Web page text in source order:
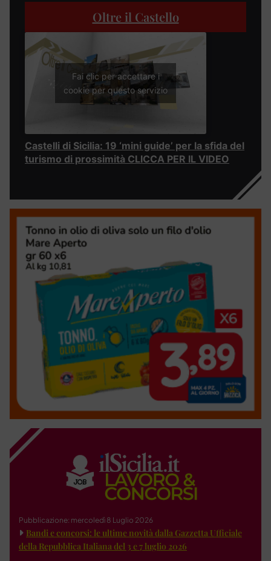
Oltre il Castello
Fai clic per accettare i
cookie per questo servizio
Castelli di Sicilia: 19 ‘mini guide’ per la sfida del
turismo di prossimità CLICCA PER IL VIDEO
Pubblicazione: mercoledì 8 Luglio 2026
Bandi e concorsi: le ultime novità dalla Gazzetta Ufficiale
della Repubblica Italiana del 3 e 7 luglio 2026